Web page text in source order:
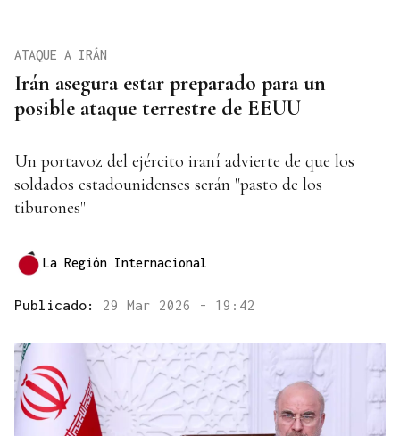
Irán asegura estar preparado para un
posible ataque terrestre de EEUU
ATAQUE A IRÁN
Un portavoz del ejército iraní advierte de que los
soldados estadounidenses serán "pasto de los
tiburones"
La Región Internacional
Publicado: 29 Mar 2026 - 19:42